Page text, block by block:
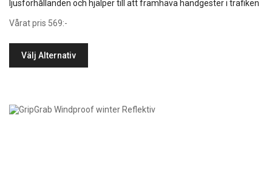
ljusförhållanden och hjälper till att framhäva handgester i trafiken
Vårat pris 569:-
Välj Alternativ